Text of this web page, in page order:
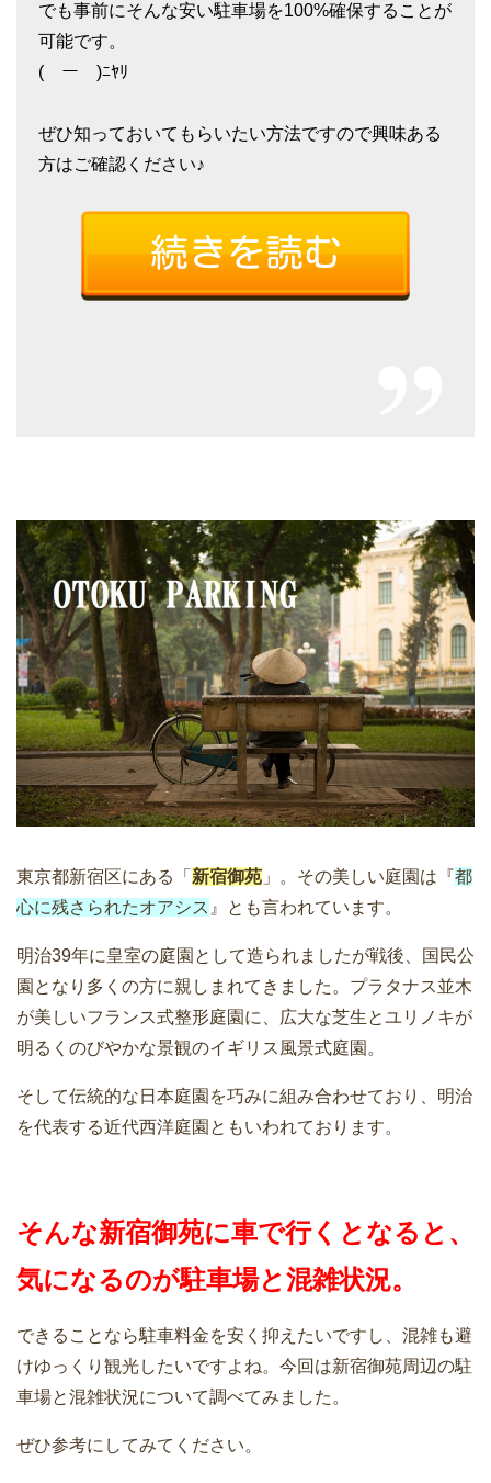
でも事前にそんな安い駐車場を100%確保することが
可能です。
(￣ー￣)ﾆﾔﾘ
ぜひ知っておいてもらいたい方法ですので興味ある
方はご確認ください♪
東京都新宿区にある「 新宿御苑 」。その美しい庭園は『都
心に残さられたオアシス 』とも言われています。
明治39年に皇室の庭園として造られましたが戦後、国民公
園となり多くの方に親しまれてきました。プラタナス並木
が美しいフランス式整形庭園に、広大な芝生とユリノキが
明るくのびやかな景観のイギリス風景式庭園。
そして伝統的な日本庭園を巧みに組み合わせており、明治
を代表する近代西洋庭園ともいわれております。
そんな新宿御苑に車で行くとなると、
気になるのが駐車場と混雑状況。
できることなら駐車料金を安く抑えたいですし、混雑も避
けゆっくり観光したいですよね。今回は新宿御苑周辺の駐
車場と混雑状況について調べてみました。
ぜひ参考にしてみてください。